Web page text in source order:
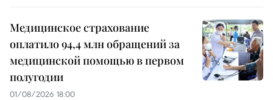
Медицинское страхование
оплатило 94,4 млн обращений за
медицинской помощью в первом
полугодии
01/08/2026 18:00